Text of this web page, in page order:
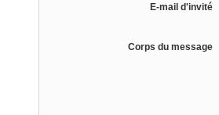
E-mail d'invité
Corps du message